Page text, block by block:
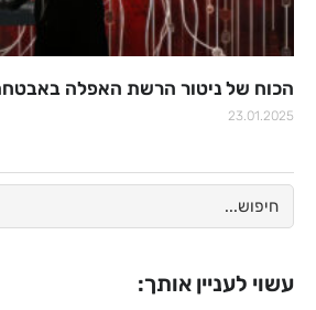
עשוי לעניין אותך:
הכוח של ניטור הרשת האפלה
23.01.2025